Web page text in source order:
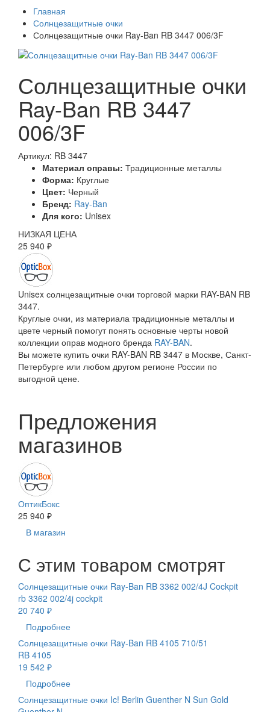
Главная
Солнцезащитные очки
Солнцезащитные очки Ray-Ban RB 3447 006/3F
Солнцезащитные очки
Ray-Ban RB 3447
006/3F
Артикул: RB 3447
Материал оправы: Традиционные металлы
Форма: Круглые
Цвет: Черный
Бренд: Ray-Ban
Для кого: Unisex
НИЗКАЯ ЦЕНА
25 940 ₽
Unisex солнцезащитные очки торговой марки RAY-BAN RB
3447.
Круглые очки, из материала традиционные металлы и
цвете черный помогут понять основные черты новой
коллекции оправ модного бренда RAY-BAN.
Вы можете купить очки RAY-BAN RB 3447 в Москве, Санкт-
Петербурге или любом другом регионе России по
выгодной цене.
Предложения
магазинов
ОптикБокс
25 940 ₽
В магазин
С этим товаром смотрят
Cолнцезащитные очки Ray-Ban RB 3362 002/4J Cockpit
rb 3362 002/4j cockpit
20 740 ₽
Подробнее
Солнцезащитные очки Ray-Ban RB 4105 710/51
RB 4105
19 542 ₽
Подробнее
Солнцезащитные очки Ic! Berlin Guenther N Sun Gold